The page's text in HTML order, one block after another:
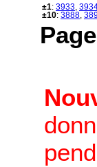
±1: 3933
±10: 3888